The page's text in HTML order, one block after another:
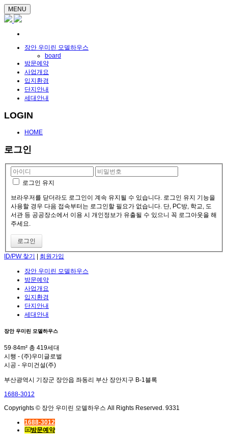
MENU
장안 우미린 모델하우스
board
방문예약
사업개요
입지환경
단지안내
세대안내
LOGIN
HOME
로그인
로그인 유지
브라우저를 닫더라도 로그인이 계속 유지될 수 있습니다. 로그인 유지 기능을
사용할 경우 다음 접속부터는 로그인할 필요가 없습니다. 단, PC방, 학교, 도
서관 등 공공장소에서 이용 시 개인정보가 유출될 수 있으니 꼭 로그아웃을 해
주세요.
ID/PW 찾기 회원가입
장안 우미린 모델하우스
방문예약
사업개요
입지환경
단지안내
세대안내
장안 우미린 모델하우스
59·84m² 총 419세대
시행 - (주)우미글로벌
시공 - 우미건설(주)
부산광역시 기장군 장안읍 좌동리 부산 장안지구 B-1블록
1688-3012
Copyrights © 장안 우미린 모델하우스 All Rights Reserved. 9331
1688-3012
방문예약